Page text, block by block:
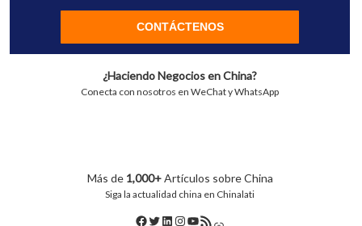
CONTÁCTENOS
¿Haciendo Negocios en China?
Conecta con nosotros en WeChat y WhatsApp
Más de 1,000+Artículos sobre China
Siga la actualidad china en Chinalati